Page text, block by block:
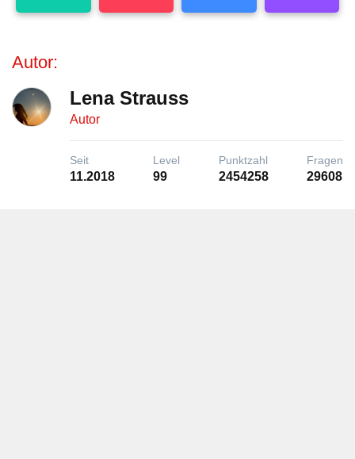
Autor:
Lena Strauss
Autor
Seit
11.2018
Level
99
Punktzahl
2454258
Fragen
29608